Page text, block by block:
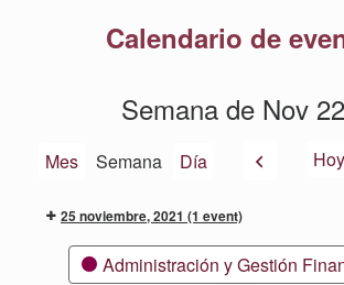
Calendario de
Semana de Nov
Mes Semana Día AnteriorHoy
25 noviembre, 2021 (1 event)
CategoríasAdministración y Gestión